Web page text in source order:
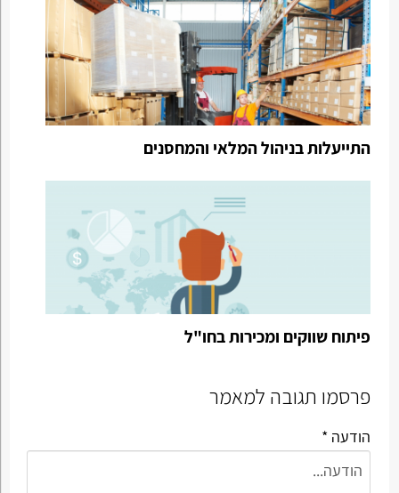
התייעלות בניהול המלאי והמחסנים
פיתוח שווקים ומכירות בחו"ל
פרסמו תגובה למאמר
הודעה *